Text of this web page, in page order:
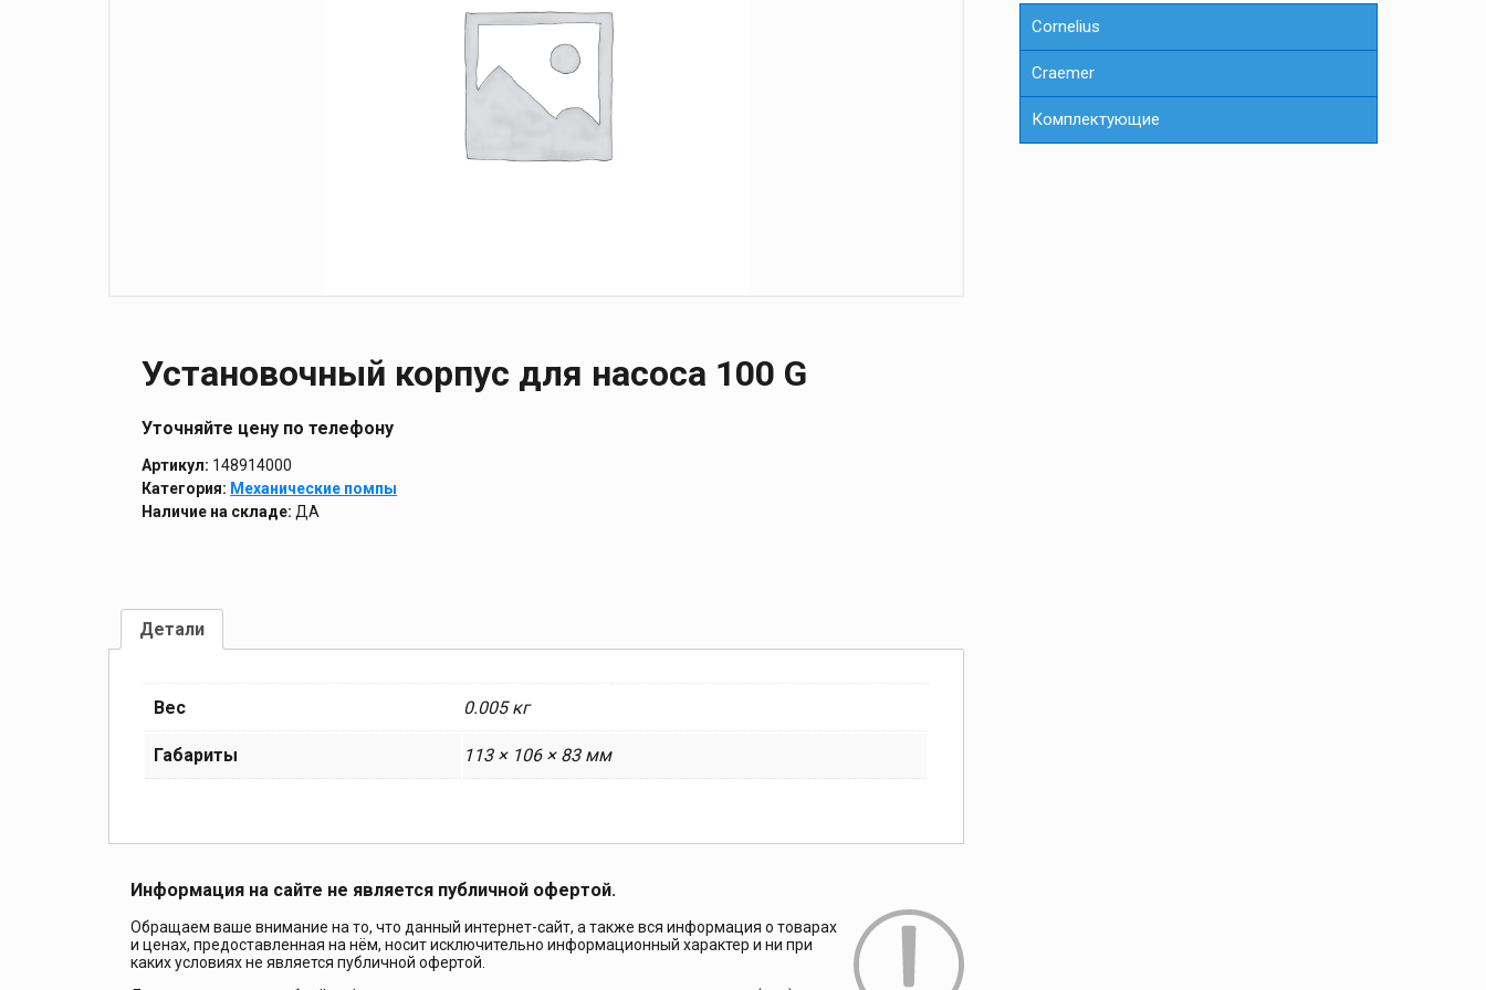
Установочный корпус для насоса 100 G
Уточняйте цену по телефону
Артикул: 148914000
Категория: Механические помпы
Наличие на складе: ДА
Детали
Вес 0.005 кг
Габариты 113 × 106 × 83 мм
Информация на сайте не является публичной офертой.
Обращаем ваше внимание на то, что данный интернет-сайт, а также вся информация о товарах
и ценах, предоставленная на нём, носит исключительно информационный характер и ни при
каких условиях не является публичной офертой.
Cornelius
Сraemer
Комплектующие